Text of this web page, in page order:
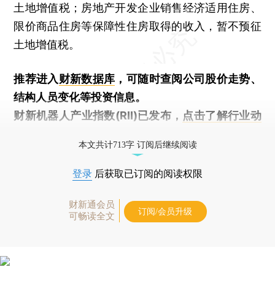
土地增值税；房地产开发企业销售经济适用住房、
限价商品住房等保障性住房取得的收入，暂不预征
土地增值税。
推荐进入财新数据库 ，可随时查阅公司股价走势、
结构人员变化等投资信息。
财新机器人产业指数(RII)已发布， 点击了解行业动
本文共计713字 订阅后继续阅读
登录 后获取已订阅的阅读权限
财新通会员
可畅读全文
订阅/会员升级